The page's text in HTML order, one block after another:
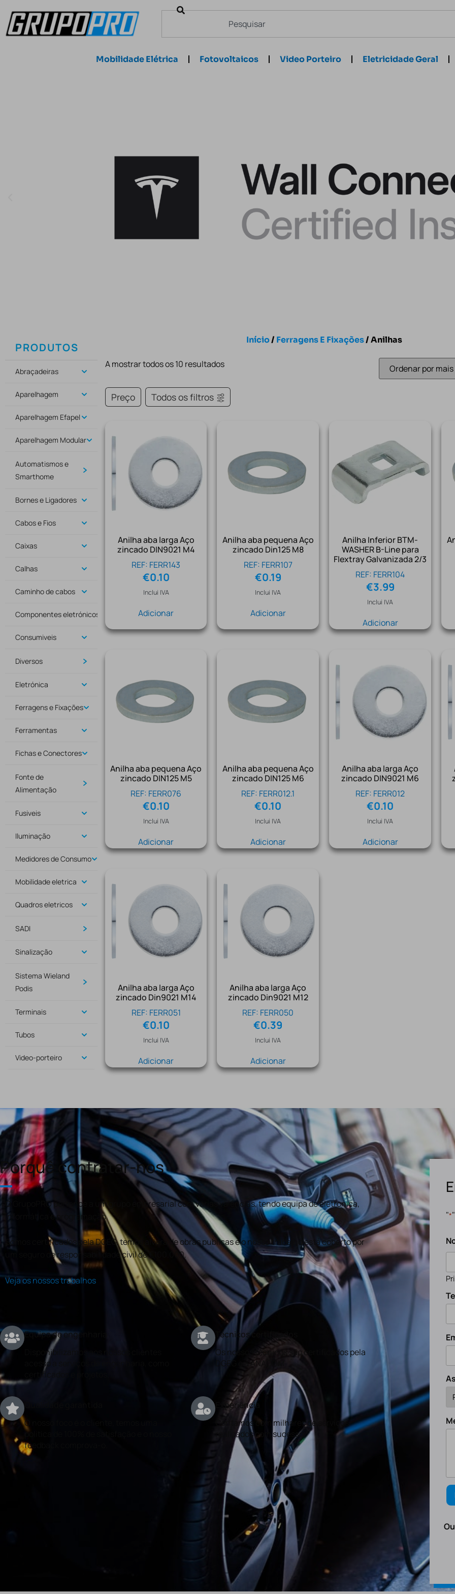
Mobilidade Elétrica Fotovoltaicos Video Porteiro Eletricidade Geral
PRODUTOS
Abraçadeiras
Aparelhagem
Aparelhagem Efapel
Aparelhagem Modular
Automatismos e
Smarthome
Bornes e Ligadores
Cabos e Fios
Caixas
Calhas
Caminho de cabos
Componentes eletrónicos
Consumiveis
Diversos
Eletrónica
Ferragens e Fixações
Ferramentas
Fichas e Conectores
Fonte de
Alimentação
Fusiveis
Iluminação
Medidores de Consumo
Mobilidade eletrica
Quadros eletricos
SADI
Sinalização
Sistema Wieland
Podis
Terminais
Tubos
Video-porteiro
Início/ Ferragens E Fixações/ Anilhas
A mostrar todos os 10 resultados
Preço Todos os filtros
Anilha aba larga Aço
zincado DIN9021 M4
REF: FERR143
€0.10
Inclui IVA
Adicionar
Anilha aba pequena Aço
zincado Din125 M8
REF: FERR107
€0.19
Inclui IVA
Adicionar
Anilha Inferior BTM-
WASHER B-Line para
Flextray Galvanizada 2/3
REF: FERR104
€3.99
Inclui IVA
Adicionar
Anilha aba pequena Aço
zincado DIN125 M5
REF: FERR076
€0.10
Inclui IVA
Adicionar
Anilha aba pequena Aço
zincado DIN125 M6
REF: FERR012.1
€0.10
Inclui IVA
Adicionar
Anilha aba larga Aço
zincado DIN9021 M6
REF: FERR012
€0.10
Inclui IVA
Adicionar
Anilha aba larga Aço
zincado Din9021 M14
REF: FERR051
€0.10
Inclui IVA
Adicionar
Anilha aba larga Aço
zincado Din9021 M12
REF: FERR050
€0.39
Inclui IVA
Adicionar
Porquê contratar-nos
O GrupoPRO pertence a um grupo empresarial com várias valências, tendo equipa de eletronica,
informática e programação.
Somos certificados pela DGEG, temos alvará de obras publicas e o nosso trabalho está coberto por
um seguro de responsabilidade civil de €100.000.
Veja os nossos trabalhos
Equipa de engenharia
Disponibilizamos aos nossos clientes
acesso a serviços de engenharia, como
certificados e projetos.
Técnicos certificados
Os nossos técnicos são certificados pela
DGEG e a ANACOM
O nosso foco é o cliente, temos uma
politica de 100% de satisfação e o nosso
feedback comprova-o.
Experiência
Contamos com milhares de serviços
realizados com sucesso.
"*